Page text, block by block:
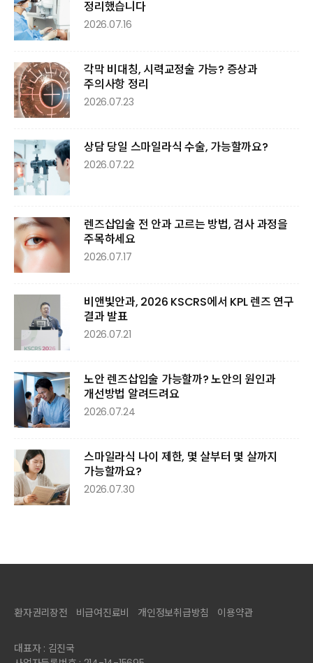
정리했습니다
2026.07.16
각막 비대칭, 시력교정술 가능? 증상과
주의사항 정리
2026.07.23
상담 당일 스마일라식 수술, 가능할까요?
2026.07.22
렌즈삽입술 전 안과 고르는 방법, 검사 과정을
주목하세요
2026.07.17
비앤빛안과, 2026 KSCRS에서 KPL 렌즈 연구
결과 발표
2026.07.21
노안 렌즈삽입술 가능할까? 노안의 원인과
개선방법 알려드려요
2026.07.24
스마일라식 나이 제한, 몇 살부터 몇 살까지
가능할까요?
2026.07.30
환자권리장전 비급여진료비 개인정보취급방침 이용약관
대표자 : 김진국